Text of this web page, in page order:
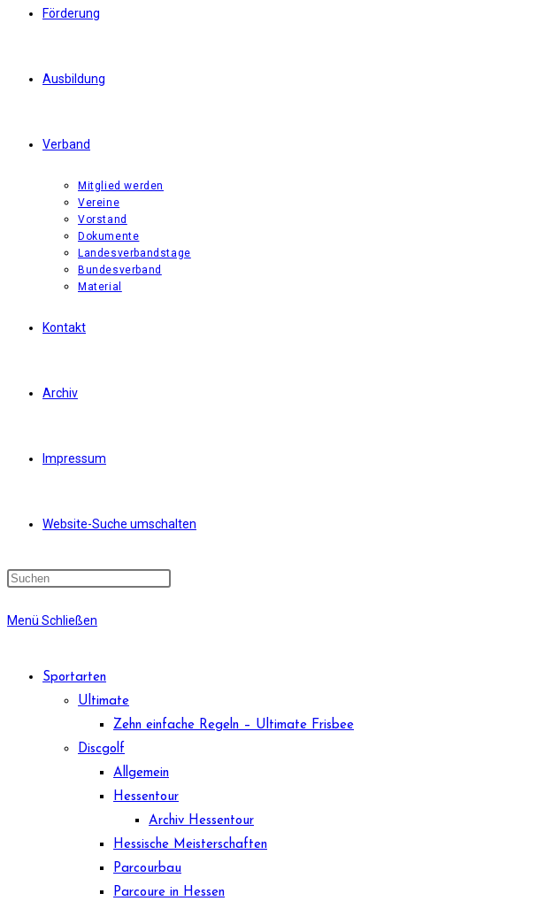
Förderung
Ausbildung
Verband
Mitglied werden
Vereine
Vorstand
Dokumente
Landesverbandstage
Bundesverband
Material
Kontakt
Archiv
Impressum
Website-Suche umschalten
Menü Schließen
Sportarten
Ultimate
Zehn einfache Regeln – Ultimate Frisbee
Discgolf
Allgemein
Hessentour
Archiv Hessentour
Hessische Meisterschaften
Parcourbau
Parcoure in Hessen